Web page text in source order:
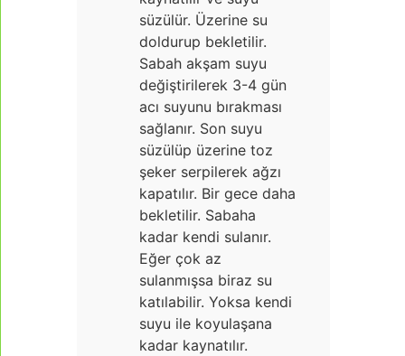
süzülür. Üzerine su
doldurup bekletilir.
Sabah akşam suyu
değiştirilerek 3-4 gün
acı suyunu bırakması
sağlanır. Son suyu
süzülüp üzerine toz
şeker serpilerek ağzı
kapatılır. Bir gece daha
bekletilir. Sabaha
kadar kendi sulanır.
Eğer çok az
sulanmışsa biraz su
katılabilir. Yoksa kendi
suyu ile koyulaşana
kadar kaynatılır.